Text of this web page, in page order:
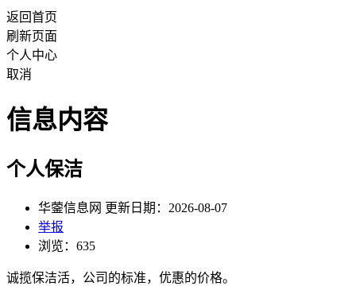
返回首页
刷新页面
个人中心
取消
信息内容
个人保洁
华蓥信息网 更新日期：2026-08-07
举报
浏览：635
诚揽保洁活，公司的标准，优惠的价格。